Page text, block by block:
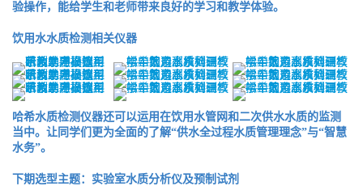
验操作，能给学生和老师带来良好的学习和教学体验。
饮用水水质检测相关仪器
哈希水质检测仪器还可以运用在饮用水管网和二次供水水质的监测
当中。让同学们更为全面的了解“供水全过程水质管理理念”与“智慧
水务”。
下期选型主题：实验室水质分析仪及预制试剂